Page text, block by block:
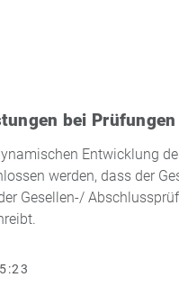
bei Prüfungen
Entwicklung
werden, dass der
Gesellen-/